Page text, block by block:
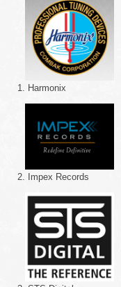
1. Harmonix
2. Impex Records